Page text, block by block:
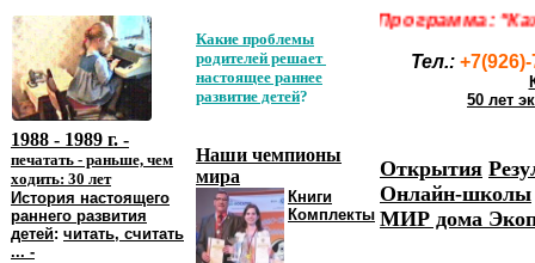
Какие проблемы
родителей решает
настоящее раннее
развитие детей?
Программа:
Тел.: +7
50 лет
1988 - 1989 г. -
печатать - раньше, чем
ходить: 30 лет
История настоящего
раннего развития
детей: читать, считать
... -
Наши чемпионы
мира
Книги
Комплекты
Открытия
Онлайн-школы
МИР дома